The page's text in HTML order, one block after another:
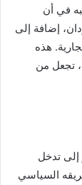
في أن
إضافة إلى
هذه
تجعل من
تدخل
السياسي